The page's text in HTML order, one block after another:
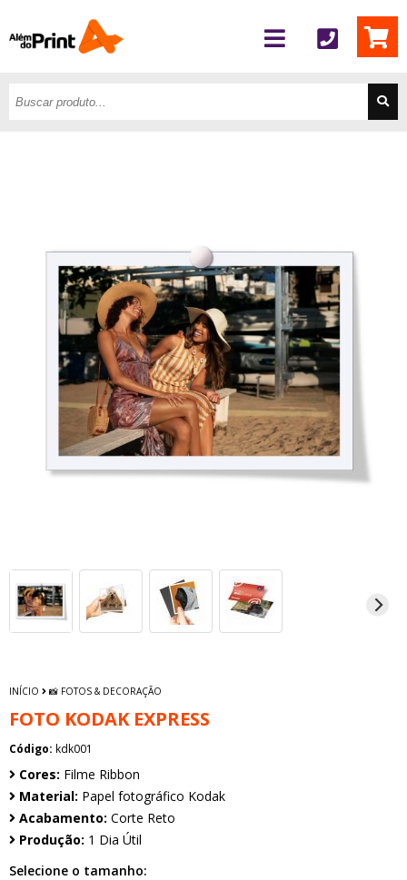
INÍCIO 📸 FOTOS & DECORAÇÃO
FOTO KODAK EXPRESS
Código: kdk001
Cores: Filme Ribbon
Material: Papel fotográfico Kodak
Acabamento: Corte Reto
Produção: 1 Dia Útil
Selecione o tamanho: